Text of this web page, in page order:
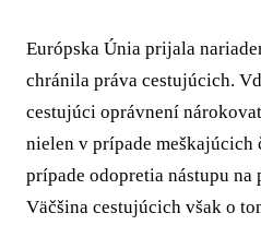
Európska Únia prijala
chránila práva cestujúcich.
cestujúci oprávnení
nielen v prípade meškajúcich
prípade odopretia nástupu
Väčšina cestujúcich však o